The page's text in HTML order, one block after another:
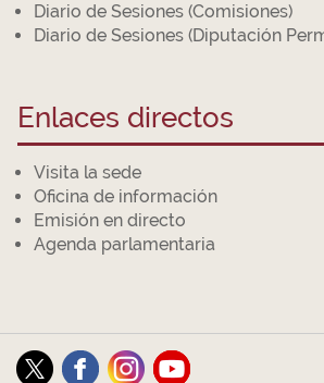
Diario de Sesiones (Comisiones)
Diario de Sesiones (Diputación
Enlaces directos
Visita la sede
Oficina de información
Emisión en directo
Agenda parlamentaria